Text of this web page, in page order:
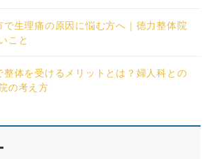
生理痛の原因に悩む方へ｜徳力整体院
こと
体を受けるメリットとは？婦人科との
の考え方